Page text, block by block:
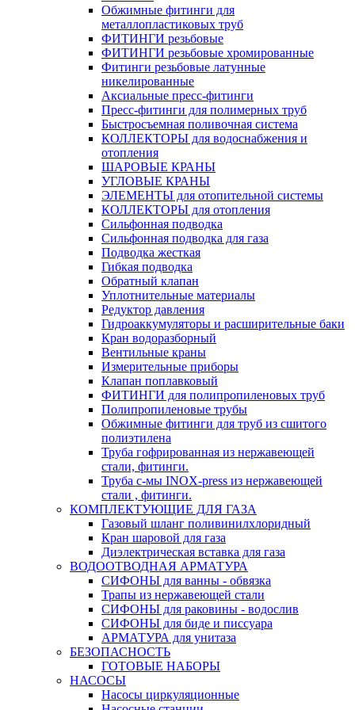
Обжимные фитинги для
металлопластиковых труб
ФИТИНГИ резьбовые
ФИТИНГИ резьбовые хромированные
Фитинги резьбовые латунные
никелированные
Аксиальные пресс-фитинги
Пресс-фитинги для полимерных труб
Быстросъемная поливочная система
КОЛЛЕКТОРЫ для водоснабжения и
отопления
ШАРОВЫЕ КРАНЫ
УГЛОВЫЕ КРАНЫ
ЭЛЕМЕНТЫ для отопительной системы
КОЛЛЕКТОРЫ для отопления
Сильфонная подводка
Cильфонная подводка для газа
Подводка жесткая
Гибкая подводка
Обратный клапан
Уплотнительные материалы
Редуктор давления
Гидроаккумуляторы и расширительные баки
Кран водоразборный
Вентильные краны
Измерительные приборы
Клапан поплавковый
ФИТИНГИ для полипропиленовых труб
Полипропиленовые трубы
Обжимные фитинги для труб из сшитого
полиэтилена
Труба гофрированная из нержавеющей
стали, фитинги.
Труба с-мы INOX-press из нержавеющей
стали , фитинги.
КОМПЛЕКТУЮЩИЕ ДЛЯ ГАЗА
Газовый шланг поливинилхлоридный
Кран шаровой для газа
Диэлектрическая вставка для газа
ВОДООТВОДНАЯ АРМАТУРА
СИФОНЫ для ванны - обвязка
Трапы из нержавеющей стали
СИФОНЫ для раковины - водослив
СИФОНЫ для биде и писсуара
АРМАТУРА для унитаза
БЕЗОПАСНОСТЬ
ГОТОВЫЕ НАБОРЫ
НАСОСЫ
Насосы циркуляционные